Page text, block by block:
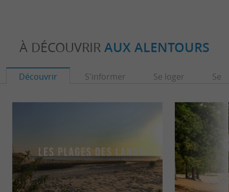
À DÉCOUVRIR AUX ALENTOURS
Découvrir S'informer Se loger Se